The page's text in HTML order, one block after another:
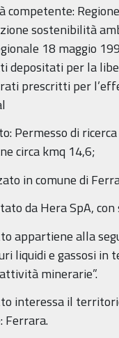
competente:
sostenibilità
18 maggio
depositati per la
prescritti per
Permesso di
circa kmq 14,6;
in comune di
da Hera SpA,
appartiene alla
liquidi e gassosi in
minerarie”.
interessa il
Ferrara.